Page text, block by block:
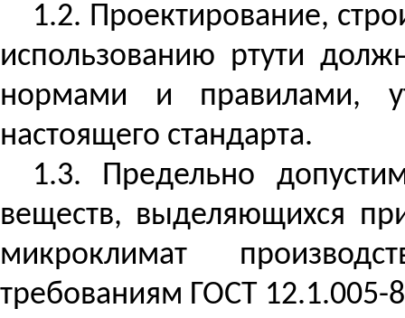
1.2. Проектирование,
использованию ртути
нормами и правилами,
настоящего стандарта.
1.3. Предельно
веществ, выделяющихся
микроклимат
требованиям ГОСТ 12.1.005-